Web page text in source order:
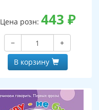
Цена розн: 443 ₽
−
+
В корзину